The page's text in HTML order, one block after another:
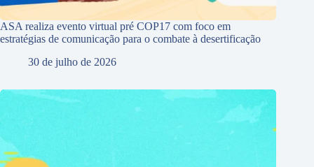
ASA realiza evento virtual pré COP17 com foco em
estratégias de comunicação para o combate à desertificação
30 de julho de 2026